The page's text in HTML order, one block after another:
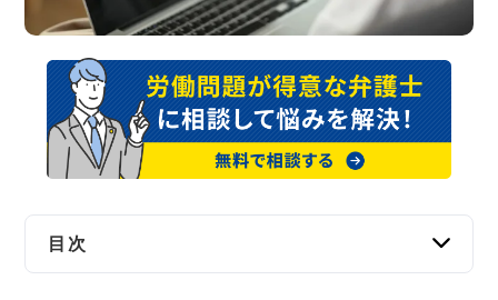
債権回収
IT・ネット
資金調達
目次